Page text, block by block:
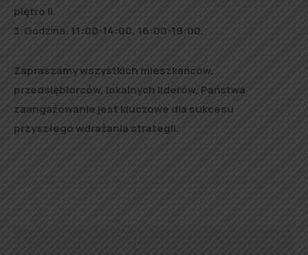
piętro II.
3. Godzina: 11:00-14:00, 16:00-19:00.
Zapraszamy wszystkich mieszkańców,
przedsiębiorców, lokalnych liderów, Państwa
zaangażowanie jest kluczowe dla sukcesu
przyszłego wdrażania strategii.